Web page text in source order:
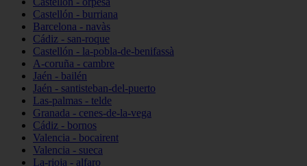
Castellón - burriana
Barcelona - navàs
Cádiz - san-roque
Castellón - la-pobla-de-benifassà
A-coruña - cambre
Jaén - bailén
Jaén - santisteban-del-puerto
Las-palmas - telde
Granada - cenes-de-la-vega
Cádiz - bornos
Valencia - bocairent
Valencia - sueca
La-rioja - alfaro